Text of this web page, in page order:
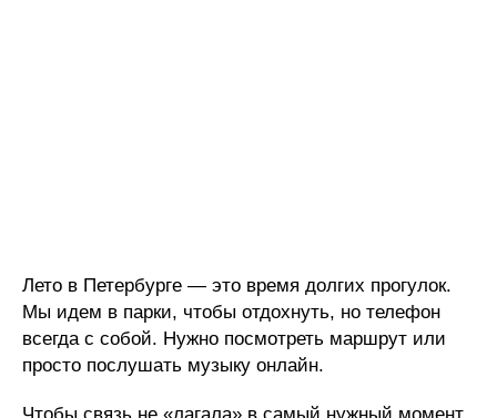
Лето в Петербурге — это время долгих прогулок.
Мы идем в парки, чтобы отдохнуть, но телефон
всегда с собой. Нужно посмотреть маршрут или
просто послушать музыку онлайн.